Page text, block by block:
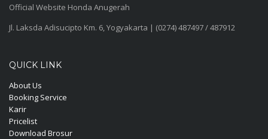
Official Website Honda Anugerah
Jl. Laksda Adisucipto Km. 6, Yogyakarta | (0274) 487497 / 487912
QUICK LINK
About Us
Booking Service
Karir
Pricelist
Download Brosur